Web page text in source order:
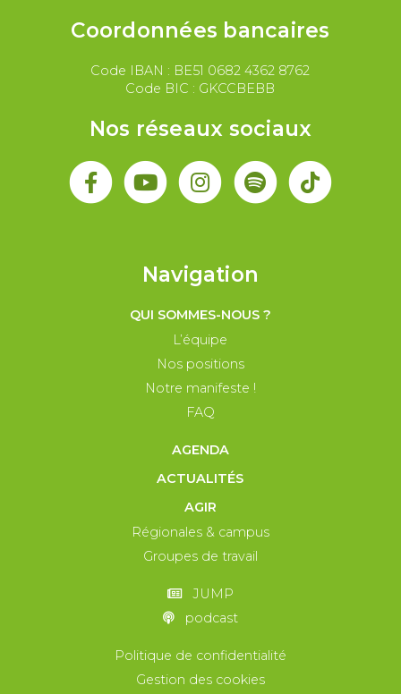
Coordonnées bancaires
Code IBAN : BE51 0682 4362 8762
Code BIC : GKCCBEBB
Nos réseaux sociaux
Navigation
QUI SOMMES-NOUS ?
L’équipe
Nos positions
Notre manifeste !
FAQ
AGENDA
ACTUALITÉS
AGIR
Régionales & campus
Groupes de travail
JUMP
podcast
Politique de confidentialité
Gestion des cookies